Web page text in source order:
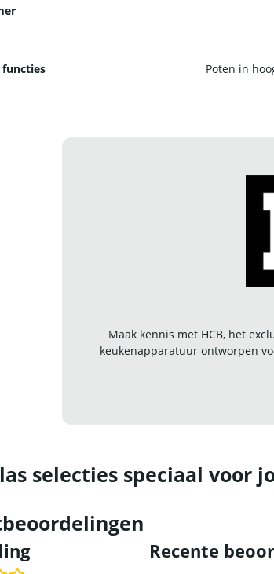
Poten in
Maak kennis met HCB, het
keukenapparatuur ontworpen
selecties speciaal voor
Recente